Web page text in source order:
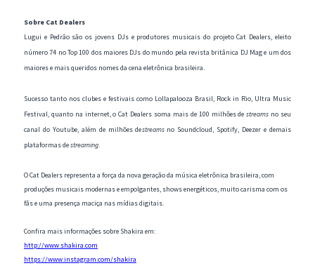
Sobre Cat Dealers
Lugui e Pedrão são os jovens DJs e produtores musicais do projeto Cat Dealers, eleito
número 74 no Top 100 dos maiores DJs do mundo pela revista britânica DJ Mag e um dos
maiores e mais queridos nomes da cena eletrônica brasileira.
Sucesso tanto nos clubes e festivais como Lollapalooza Brasil, Rock in Rio, Ultra Music
Festival, quanto na internet, o Cat Dealers soma mais de 100 milhões destreams no seu
canal do Youtube, além de milhões destreamsno Soundcloud, Spotify, Deezer e demais
plataformas destreaming.
O Cat Dealers representa a força da nova geração da música eletrônica brasileira, com
produções musicais modernas e empolgantes, shows energéticos, muito carisma com os
fãs e uma presença maciça nas mídias digitais.
Confira mais informações sobre Shakira em:
http://www.shakira.com
https://www.instagram.com/shakira